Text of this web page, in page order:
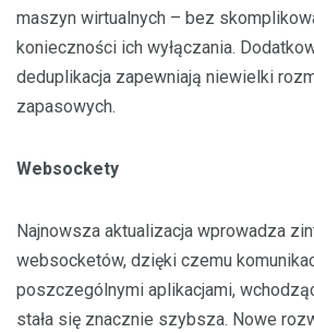
maszyn wirtualnych – bez
konieczności ich wyłączania.
deduplikacja zapewniają niewielki
zapasowych.
Websockety
Najnowsza aktualizacja wprowadza
websocketów, dzięki czemu
poszczególnymi aplikacjami,
stała się znacznie szybsza. Nowe